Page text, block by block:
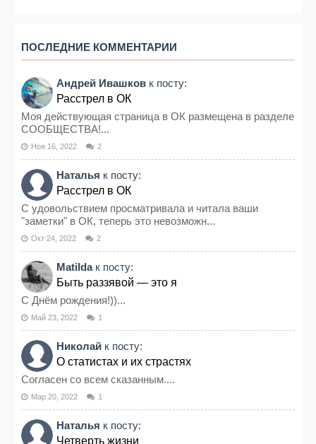
ПОСЛЕДНИЕ КОММЕНТАРИИ
Андрей Ивашков к посту:
Расстрел в ОК
Моя действующая страница в ОК размещена в разделе
СООБЩЕСТВА!...
Ноя 16, 2022 2
Наталья к посту:
Расстрел в ОК
С удовольствием просматривала и читала ваши
"заметки" в ОК, теперь это невозможн...
Окт 24, 2022 2
Matildaк посту:
Быть раззявой — это я
С Днём рождения!))...
Май 23, 2022 1
Николай к посту:
О статистах и их страстях
Согласен со всем сказанным....
Мар 20, 2022 1
Наталья к посту:
Четверть жизни